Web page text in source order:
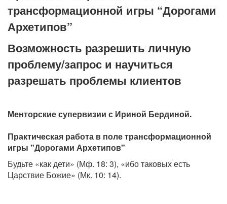
трансформационной игры “Дорогами
Архетипов”
Возможность разрешить личную
проблему/запрос и научиться
разрешать проблемы клиентов
Менторские супервизии с Ириной Бердиной.
Практическая работа в поле трансформационной
игры "Дорогами Архетипов"
Будьте «как дети» (Мф. 18: 3), «ибо таковых есть
Царствие Божие» (Мк. 10: 14).